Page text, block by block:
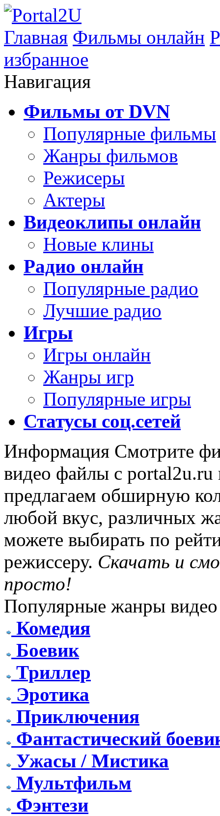
Главная Фильмы онлайн
избранное
Навигация
Фильмы от DVN
Популярные фильмы
Жанры фильмов
Режисеры
Актеры
Видеоклипы онлайн
Новые клины
Радио онлайн
Популярные радио
Лучшие радио
Игры
Игры онлайн
Жанры игр
Популярные игры
Статусы соц.сетей
Информация Смотрите
видео файлы с
предлагаем обширную
любой вкус, различных
можете выбирать по
режиссеру. Скачать и
просто!
Популярные жанры видео
Комедия
Боевик
Триллер
Эротика
Приключения
Фантастический
Ужасы / Мистика
Мультфильм
Фэнтези